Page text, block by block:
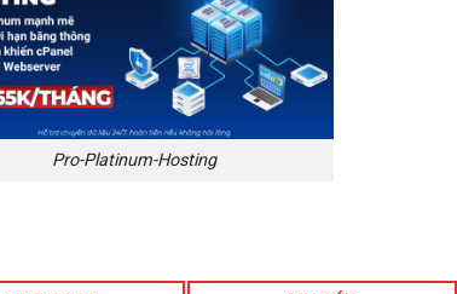
Pro-Platinum-Hosting